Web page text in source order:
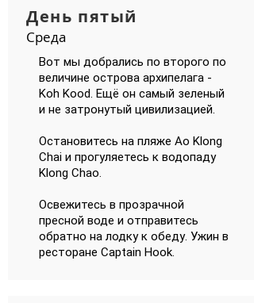
День пятый
Среда
Вот мы добрались по второго по
величине острова архипелага -
Koh Kood. Ещё он самый зеленый
и не затронутый цивилизацией.
Остановитесь на пляже Ao Klong
Chai и прогуляетесь к водопаду
Klong Chao.
Освежитесь в прозрачной
пресной воде и отправитесь
обратно на лодку к обеду. Ужин в
ресторане Captain Hook.